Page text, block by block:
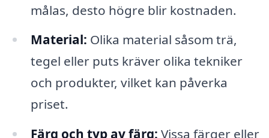
målas, desto högre blir kostnaden.
Material: Olika material såsom trä,
tegel eller puts kräver olika tekniker
och produkter, vilket kan påverka
priset.
Färg och typ av färg: Vissa färger eller